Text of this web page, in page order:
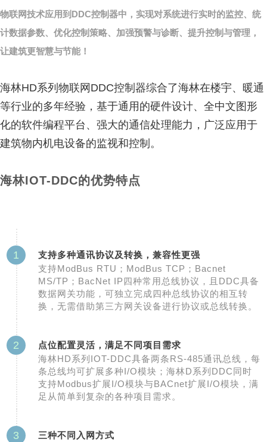
物联网技术应用到DDC控制器中，实现对系统进行实时的监控、统
计数据参数、优化控制策略、加强预警与诊断、提升控制与管理，
让建筑更智慧与节能！
海林HD系列物联网DDC控制器综合了海林在楼宇、暖通
等行业的多年经验，基于通用的硬件设计、全中文图形
化的软件编程平台、强大的通信处理能力，广泛应用于
建筑物内机电设备的监视和控制。
海林IOT-DDC的优势特点
1
支持多种通讯协议及转换，兼容性更强
支持ModBus RTU；ModBus TCP；Bacnet
MS/TP；BacNet IP四种常用总线协议，且DDC具备
数据网关功能，可独立完成四种总线协议的相互转
换，无需借助第三方网关设备进行协议或总线转换。
2
点位配置灵活，满足不同项目需求
海林HD系列IOT-DDC具备两条RS-485通讯总线，每
条总线均可扩展多种I/O模块；海林D系列DDC同时
支持Modbus扩展I/O模块与BACnet扩展I/O模块，满
足从简单到复杂的各种项目需求。
3
三种不同入网方式